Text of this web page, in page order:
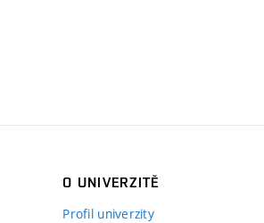
O UNIVERZITĚ
Profil univerzity